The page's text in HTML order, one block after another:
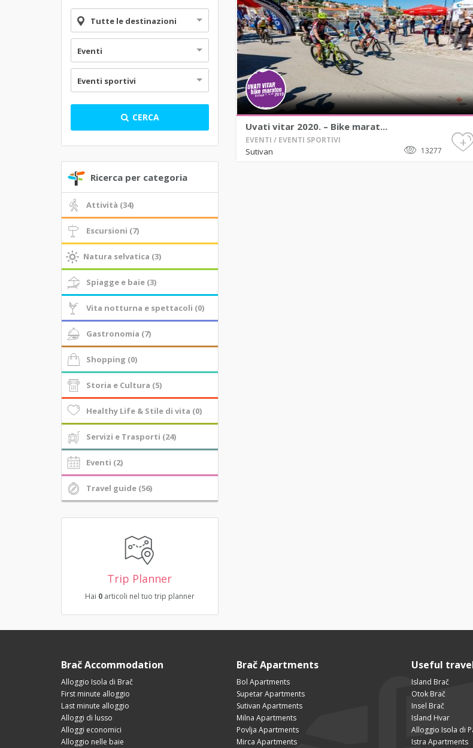
Tutte le destinazioni
Eventi
Eventi sportivi
CERCA
Ricerca per categoria
Attività (34)
Escursioni (7)
Natura selvatica (3)
Spiagge e baie (3)
Vita notturna e spettacoli (0)
Gastronomia (7)
Shopping (0)
Storia e Cultura (5)
Healthy Life & Stile di vita (0)
Servizi e Trasporti (24)
Eventi (2)
Travel guide (56)
Trip Planner
Hai 0articoli nel tuo trip planner
Uvati vitar 2020. – Bike marat...
EVENTI / EVENTI SPORTIVI
13277
Sutivan
+
Brač Accommodation
Alloggio Isola di Brač
First minute alloggio
Last minute alloggio
Alloggi di lusso
Alloggi economici
Alloggio nelle baie
Brač Apartments
Bol Apartments
Supetar Apartments
Sutivan Apartments
Milna Apartments
Povlja Apartments
Mirca Apartments
Useful
Island Brač
Otok Brač
Insel Brač
Island Hvar
Alloggio Isola di
Istra Apartments